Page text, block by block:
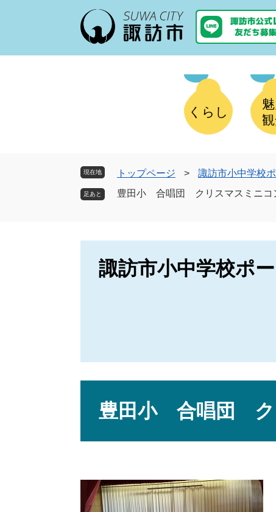
くらし
現在地 トップページ > 諏訪市小中学校
豊田小 合唱団 クリスマスミニコ
諏訪市小中学校ポ
豊田小 合唱団 ク